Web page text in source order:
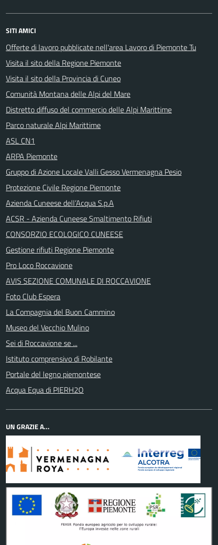
SITI AMICI
Offerte di lavoro pubblicate nell'area Lavoro di Piemonte Tu
Visita il sito della Regione Piemonte
Visita il sito della Provincia di Cuneo
Comunità Montana delle Alpi del Mare
Distretto diffuso del commercio delle Alpi Marittime
Parco naturale Alpi Marittime
ASL CN1
ARPA Piemonte
Gruppo di Azione Locale Valli Gesso Vermenagna Pesio
Protezione Civile Regione Piemonte
Azienda Cuneese dell’Acqua S.p.A
ACSR - Azienda Cuneese Smaltimento Rifiuti
CONSORZIO ECOLOGICO CUNEESE
Gestione rifiuti Regione Piemonte
Pro Loco Roccavione
AVIS SEZIONE COMUNALE DI ROCCAVIONE
Foto Club Espera
La Compagnia del Buon Cammino
Museo del Vecchio Mulino
Sei di Roccavione se ...
Istituto comprensivo di Robilante
Portale del legno piemontese
Acqua Equa di PIERH2O
UN GRAZIE A...